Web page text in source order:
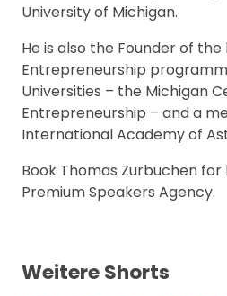
University of Michigan.
He is also the Founder of
Entrepreneurship
Universities – the Michigan
Entrepreneurship – and a
International Academy of
Book Thomas Zurbuchen
Premium Speakers Agency.
Weitere Shorts